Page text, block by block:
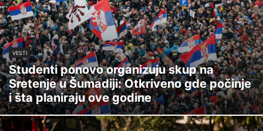
VESTI
Studenti ponovo organizuju skup na
Sretenje u Šumadiji: Otkriveno gde počinje
i šta planiraju ove godine